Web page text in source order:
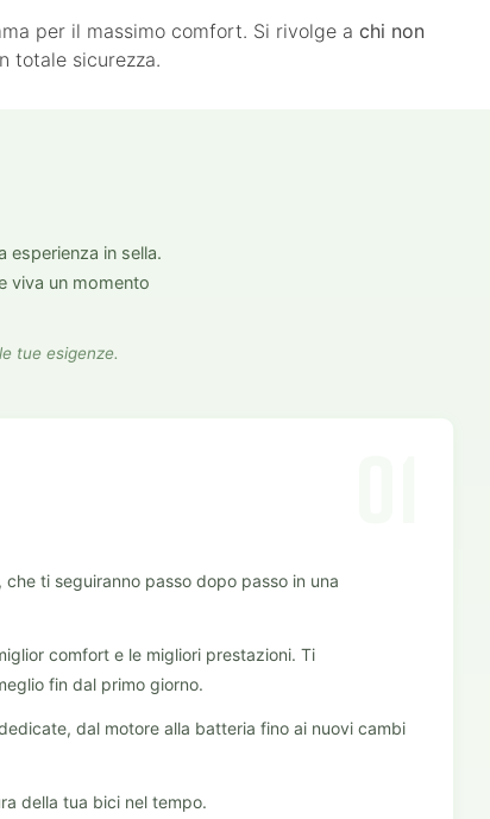
per il massimo comfort. Si rivolge a chi non
totale sicurezza.
esperienza in sella.
viva un momento
tue esigenze.
ti seguiranno passo dopo passo in una
comfort e le migliori prestazioni. Ti
fin dal primo giorno.
dal motore alla batteria fino ai nuovi cambi
della tua bici nel tempo.